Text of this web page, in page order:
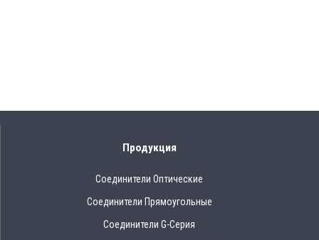
Продукция
Соединители Оптические
Соединители Прямоугольные
Соединители G-Серия